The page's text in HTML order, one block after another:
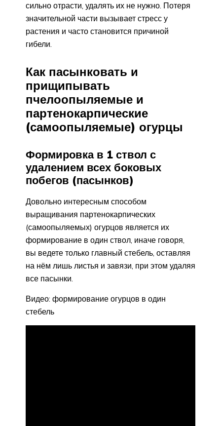
сильно отрасти, удалять их не нужно. Потеря
значительной части вызывает стресс у
растения и часто становится причиной
гибели.
Как пасынковать и
прищипывать
пчелоопыляемые и
партенокарпические
(самоопыляемые) огурцы
Формировка в 1 ствол с
удалением всех боковых
побегов (пасынков)
Довольно интересным способом
выращивания партенокарпических
(самоопыляемых) огурцов является их
формирование в один ствол, иначе говоря,
вы ведете только главный стебель, оставляя
на нём лишь листья и завязи, при этом удаляя
все пасынки.
Видео: формирование огурцов в один
стебель